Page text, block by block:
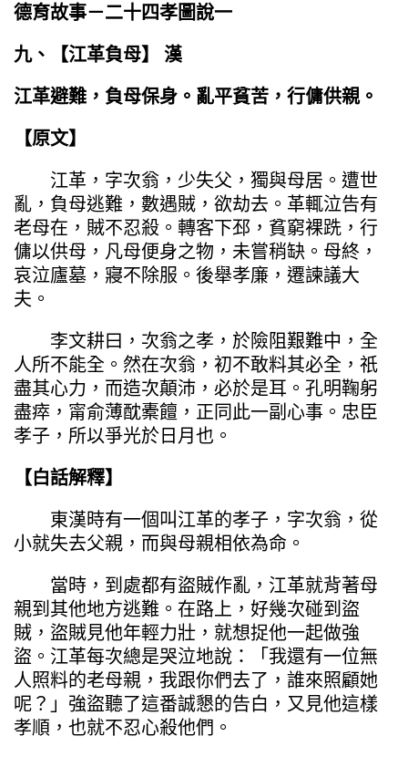
德育故事－二十四孝圖說一
九、【江革負母】 漢
江革避難，負母保身。亂平貧苦，行傭供親。
【原文】
江革，字次翁，少失父，獨與母居。遭世
亂，負母逃難，數遇賊，欲劫去。革輒泣告有
老母在，賊不忍殺。轉客下邳，貧窮裸跣，行
傭以供母，凡母便身之物，未嘗稍缺。母終，
哀泣廬墓，寢不除服。後舉孝廉，遷諫議大
夫。
李文耕曰，次翁之孝，於險阻艱難中，全
人所不能全。然在次翁，初不敢料其必全，祇
盡其心力，而造次顛沛，必於是耳。孔明鞠躬
盡瘁，甯俞薄酖橐饘，正同此一副心事。忠臣
孝子，所以爭光於日月也。
【白話解釋】
東漢時有一個叫江革的孝子，字次翁，從
小就失去父親，而與母親相依為命。
當時，到處都有盜賊作亂，江革就背著母
親到其他地方逃難。在路上，好幾次碰到盜
賊，盜賊見他年輕力壯，就想捉他一起做強
盜。江革每次總是哭泣地說：「我還有一位無
人照料的老母親，我跟你們去了，誰來照顧她
呢？」強盜聽了這番誠懇的告白，又見他這樣
孝順，也就不忍心殺他們。